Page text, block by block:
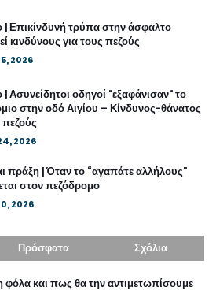
| Επικίνδυνή τρύπα στην άσφαλτο
κινδύνους για τους πεζούς
2026
Ασυνείδητοι οδηγοί "εξαφάνισαν" το
στην οδό Αιγίου – Κίνδυνος-θάνατος
πεζούς
2026
πράξη | Όταν το “αγαπάτε αλλήλους”
στον πεζόδρομο
2026
Πρόσφατα Σχόλια
η φόλα και πως θα την αντιμετωπίσουμε